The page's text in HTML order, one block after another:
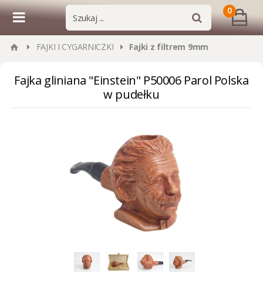
0
FAJKI I CYGARNICZKI Fajki z filtrem 9mm
Fajka gliniana "Einstein" P50006 Parol Polska
w pudełku